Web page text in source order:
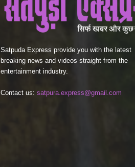
Satpuda Express provide you with the latest
breaking news and videos straight from the
entertainment industry.
Contact us: satpura.express@gmail.com